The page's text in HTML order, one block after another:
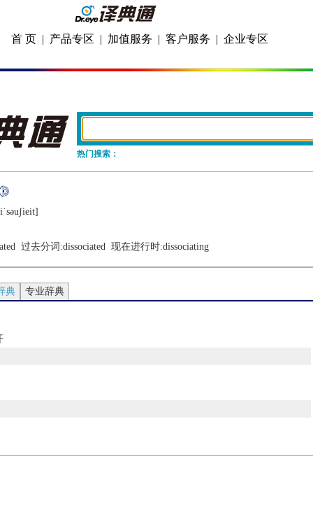
首 页 | 产品专区 | 加值服务 | 客户服务 | 企业专区
热门搜索：
过去分词:dissociated 现在进行时:dissociating
典 专业辞典